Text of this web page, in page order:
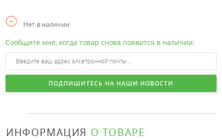
Нет в наличии
Сообщите мне, когда товар снова появится в наличии:
ПОДПИШИТЕСЬ НА НАШИ НОВОСТИ
ИНФОРМАЦИЯ О ТОВАРЕ